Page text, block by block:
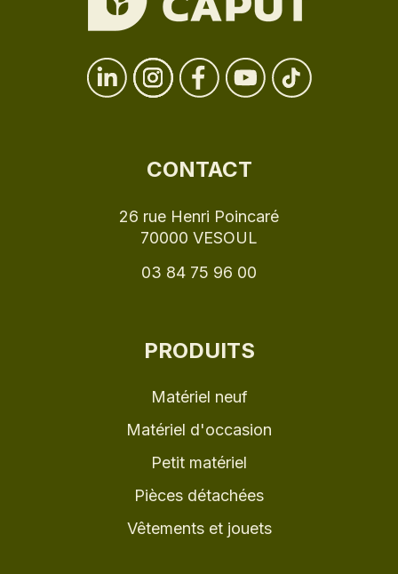
CONTACT
26 rue Henri Poincaré
70000 VESOUL
03 84 75 96 00
PRODUITS
Matériel neuf
Matériel d'occasion
Petit matériel
Pièces détachées
Vêtements et jouets